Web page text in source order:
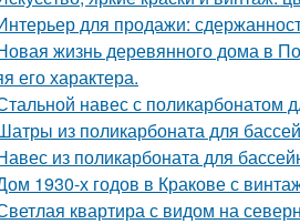
для продажи:
жизнь деревянного дома в
его характера.
навес с поликарбонатом
из поликарбоната для
из поликарбоната для
1930-х годов в Кракове с
квартира с видом на